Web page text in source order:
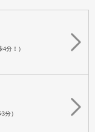
分！）
分）